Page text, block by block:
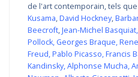
de l'art contemporain, tels que
Kusama,David Hockney,
Beecroft,Jean-Michel Basquiat,
Pollock, Georges Braque,
Freud,Pablo Picasso,Francis
Kandinsky,Alphonse Mucha,